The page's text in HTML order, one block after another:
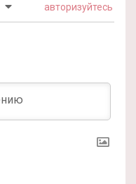
авторизуйтесь